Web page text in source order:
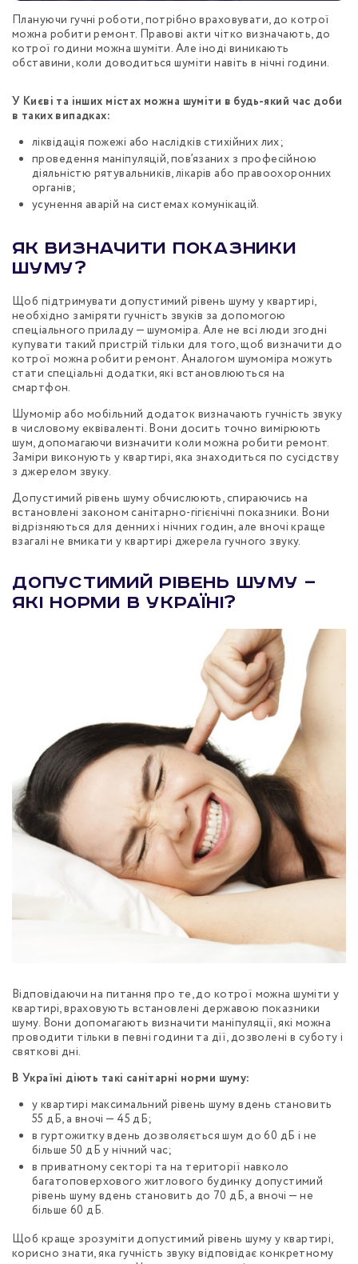
Плануючи гучні роботи, потрібно враховувати, до котрої
можна робити ремонт. Правові акти чітко визначають, до
котрої години можна шуміти. Але іноді виникають
обставини, коли доводиться шуміти навіть в нічні години.
У Києві та інших містах можна шуміти в будь-який час доби
в таких випадках:
ліквідація пожежі або наслідків стихійних лих;
проведення маніпуляцій, пов’язаних з професійною
діяльністю рятувальників, лікарів або правоохоронних
органів;
усунення аварій на системах комунікацій.
Як визначити показники
шуму?
Щоб підтримувати допустимий рівень шуму у квартирі,
необхідно заміряти гучність звуків за допомогою
спеціального приладу — шумоміра. Але не всі люди згодні
купувати такий пристрій тільки для того, щоб визначити до
котрої можна робити ремонт. Аналогом шумоміра можуть
стати спеціальні додатки, які встановлюються на
смартфон.
Шумомір або мобільний додаток визначають гучність звуку
в числовому еквіваленті. Вони досить точно вимірюють
шум, допомагаючи визначити коли можна робити ремонт.
Заміри виконують у квартирі, яка знаходиться по сусідству
з джерелом звуку.
Допустимий рівень шуму обчислюють, спираючись на
встановлені законом санітарно-гігієнічні показники. Вони
відрізняються для денних і нічних годин, але вночі краще
взагалі не вмикати у квартирі джерела гучного звуку.
Допустимий рівень шуму —
які норми в Україні?
Відповідаючи на питання про те, до котрої можна шуміти у
квартирі, враховують встановлені державою показники
шуму. Вони допомагають визначити маніпуляції, які можна
проводити тільки в певні години та дії, дозволені в суботу і
святкові дні.
В Україні діють такі санітарні норми шуму:
у квартирі максимальний рівень шуму вдень становить
55 дБ, а вночі — 45 дБ;
в гуртожитку вдень дозволяється шум до 60 дБ і не
більше 50 дБ у нічний час;
в приватному секторі та на території навколо
багатоповерхового житлового будинку допустимий
рівень шуму вдень становить до 70 дБ, а вночі — не
більше 60 дБ.
Щоб краще зрозуміти допустимий рівень шуму у квартирі,
корисно знати, яка гучність звуку відповідає конкретному